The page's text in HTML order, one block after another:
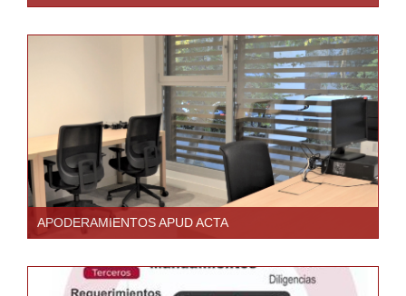
APODERAMIENTOS APUD ACTA